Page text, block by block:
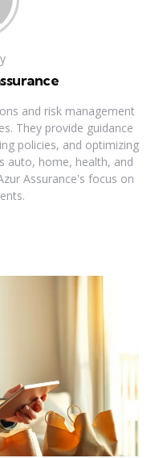
and risk management
They provide guidance
policies, and optimizing
auto, home, health, and
Assurance's focus on